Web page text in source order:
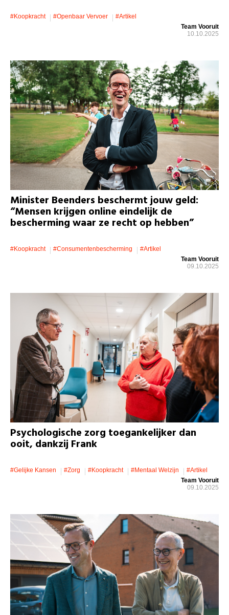
#koopkracht #openbaar Vervoer
#artikel
Team Vooruit
10.10.2025
Minister Beenders beschermt jouw geld:
“Mensen krijgen online eindelijk de
bescherming waar ze recht op hebben”
#koopkracht #consumentenbescherming
#artikel
Team Vooruit
09.10.2025
Psychologische zorg toegankelijker dan
ooit, dankzij Frank
#gelijke Kansen #zorg #koopkracht #mentaal Welzijn
#artikel
Team Vooruit
09.10.2025